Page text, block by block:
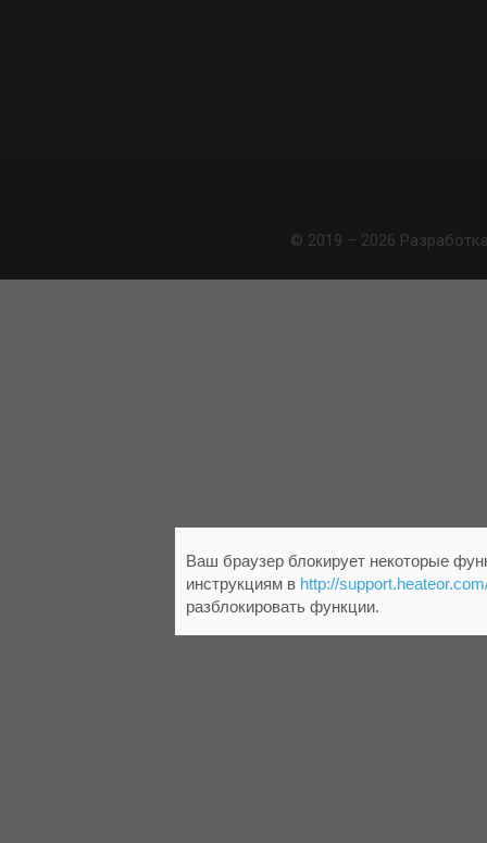
© 2019 – 2026
Ваш браузер блокирует некоторые
инструкциям в http://
разблокировать функции.